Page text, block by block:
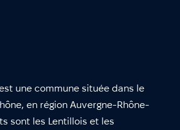
une commune située dans le
en région Auvergne-Rhône-
sont les Lentillois et les